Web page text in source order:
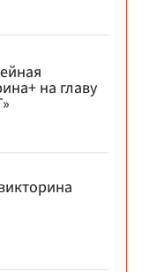
на главу